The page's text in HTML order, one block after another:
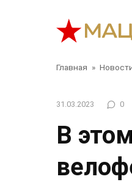
Главная »
31.03.2023 0
В